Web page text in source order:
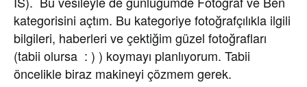
kategorisini açtım. Bu kategoriye fotoğrafçılıkla ilgili
bilgileri, haberleri ve çektiğim güzel fotoğrafları
(tabii olursa : ) ) koymayı planlıyorum. Tabii
öncelikle biraz makineyi çözmem gerek.